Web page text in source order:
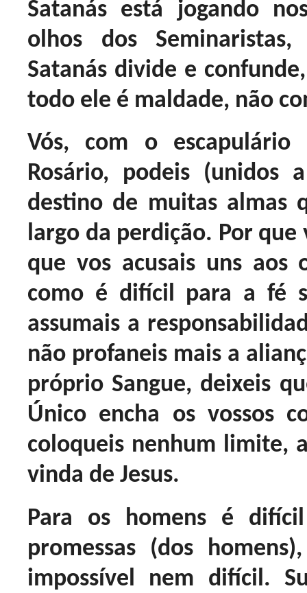
Satanás está jogando
olhos dos
Satanás divide e
todo ele é maldade, não
Vós, com o
Rosário, podeis (unidos
destino de muitas almas
largo da perdição. Por
que vos acusais uns aos
como é difícil para a fé
assumais a
não profaneis mais a
próprio Sangue, deixeis
Único encha os vossos
coloqueis nenhum limite,
vinda de Jesus.
Para os homens é
promessas (dos
impossível nem difícil.